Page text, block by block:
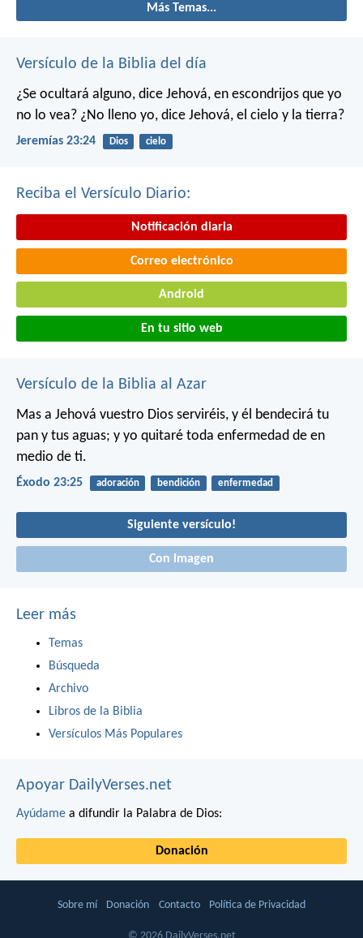
Más Temas...
Versículo de la Biblia del día
¿Se ocultará alguno, dice Jehová, en escondrijos que yo
no lo vea? ¿No lleno yo, dice Jehová, el cielo y la tierra?
Jeremías 23:24 Dios cielo
Reciba el Versículo Diario:
Notificación diaria
Correo electrónico
Android
En tu sitio web
Versículo de la Biblia al Azar
Mas a Jehová vuestro Dios serviréis, y él bendecirá tu
pan y tus aguas; y yo quitaré toda enfermedad de en
medio de ti.
Éxodo 23:25 adoración bendición enfermedad
Siguiente versículo!
Con imagen
Leer más
Temas
Búsqueda
Archivo
Libros de la Biblia
Versículos Más Populares
Apoyar DailyVerses.net
Ayúdame a difundir la Palabra de Dios:
Donación
Sobre mí Donación Contacto Política de Privacidad